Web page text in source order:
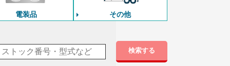
電装品 その他
検索する